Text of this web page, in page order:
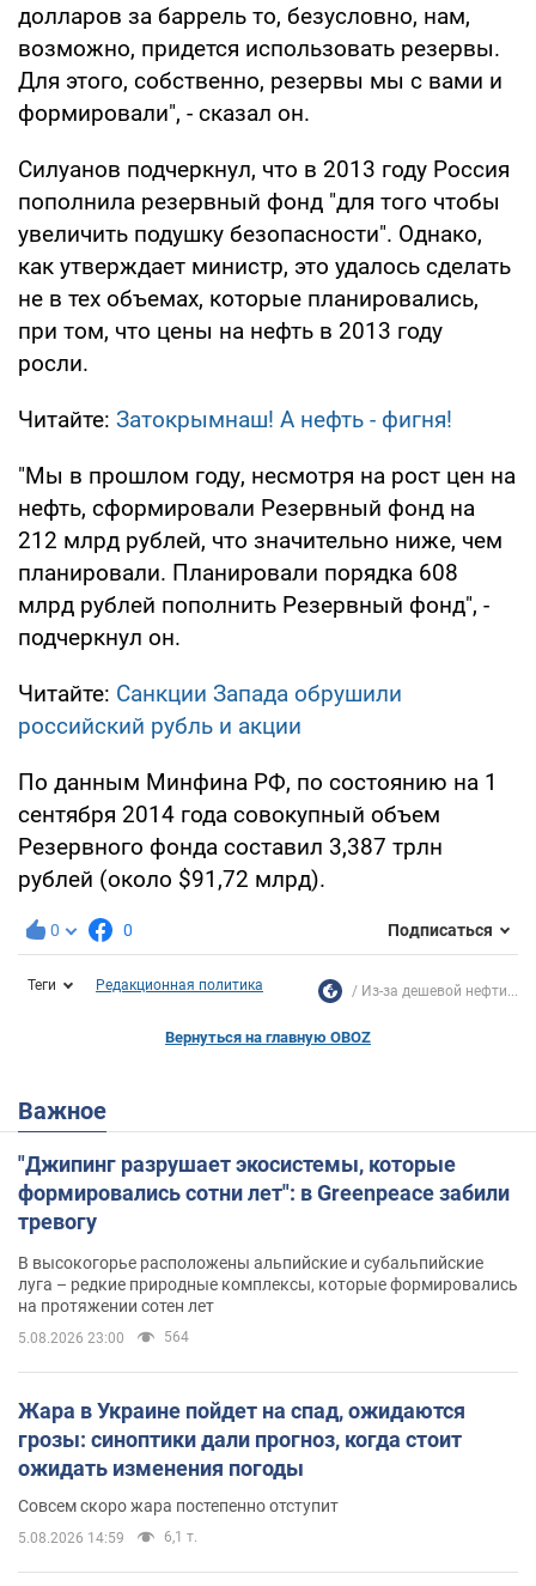
долларов за баррель то, безусловно, нам,
возможно, придется использовать резервы.
Для этого, собственно, резервы мы с вами и
формировали", - сказал он.
Силуанов подчеркнул, что в 2013 году Россия
пополнила резервный фонд "для того чтобы
увеличить подушку безопасности". Однако,
как утверждает министр, это удалось сделать
не в тех объемах, которые планировались,
при том, что цены на нефть в 2013 году
росли.
Читайте: Затокрымнаш! А нефть - фигня!
"Мы в прошлом году, несмотря на рост цен на
нефть, сформировали Резервный фонд на
212 млрд рублей, что значительно ниже, чем
планировали. Планировали порядка 608
млрд рублей пополнить Резервный фонд", -
подчеркнул он.
Читайте: Санкции Запада обрушили
российский рубль и акции
По данным Минфина РФ, по состоянию на 1
сентября 2014 года совокупный объем
Резервного фонда составил 3,387 трлн
рублей (около $91,72 млрд).
0 0 Подписаться
Теги Редакционная политика Из-за дешевой нефти...
Вернуться на главную OBOZ
Важное
"Джипинг разрушает экосистемы, которые
формировались сотни лет": в Greenpeace забили
тревогу
В высокогорье расположены альпийские и субальпийские
луга – редкие природные комплексы, которые формировались
на протяжении сотен лет
5.08.2026 23:00 564
Жара в Украине пойдет на спад, ожидаются
грозы: синоптики дали прогноз, когда стоит
ожидать изменения погоды
Совсем скоро жара постепенно отступит
5.08.2026 14:59 6,1 т.